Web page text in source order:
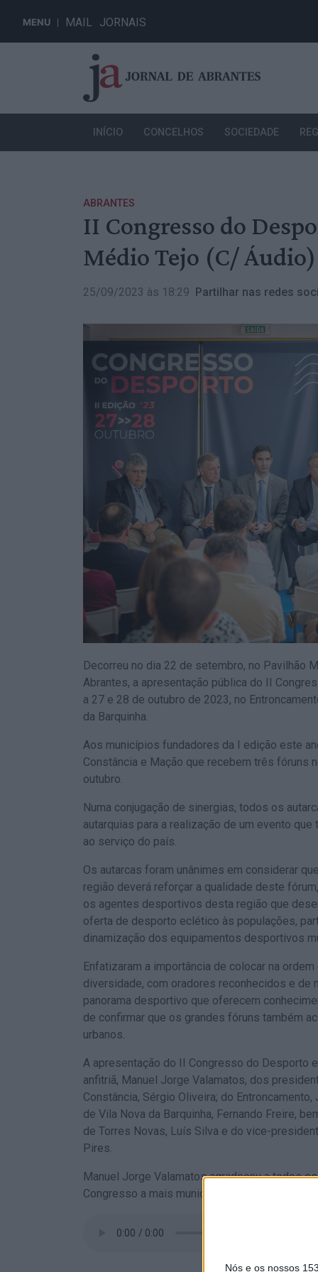
Nós e os nossos
MENU MAIL JORNAIS
INÍCIO CONCELHOS SOCIEDADE
ABRANTES
II Congresso do
Médio Tejo (C/ Áudio)
25/09/2023 às 18:29 Partilhar nas redes
Decorreu no dia 22 de setembro, no Pavilhão
Abrantes, a apresentação pública do II
a 27 e 28 de outubro de 2023, no
da Barquinha.
Aos municípios fundadores da I edição este
Constância e Mação que recebem três fóruns
outubro.
Numa conjugação de sinergias, todos os
autarquias para a realização de um evento
ao serviço do país.
Os autarcas foram unânimes em considerar
região deverá reforçar a qualidade deste
os agentes desportivos desta região que
oferta de desporto eclético às populações,
dinamização dos equipamentos desportivos
Enfatizaram a importância de colocar na
diversidade, com oradores reconhecidos e de
panorama desportivo que oferecem
de confirmar que os grandes fóruns também
urbanos.
A apresentação do II Congresso do Desporto
anfitriã, Manuel Jorge Valamatos, dos
Constância, Sérgio Oliveira; do
de Vila Nova da Barquinha, Fernando Freire,
de Torres Novas, Luís Silva e do vice-
Pires.
Manuel Jorge Valamatos agradeceu a todos
Congresso a mais municípios.